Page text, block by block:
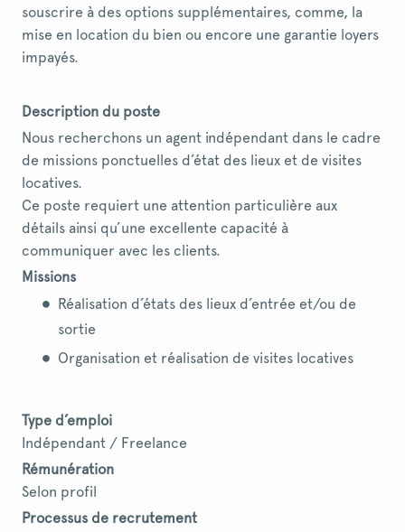
souscrire à des options supplémentaires, comme, la
mise en location du bien ou encore une garantie loyers
impayés.
Description du poste
Nous recherchons un agent indépendant dans le cadre
de missions ponctuelles d’état des lieux et de visites
locatives.
Ce poste requiert une attention particulière aux
détails ainsi qu’une excellente capacité à
communiquer avec les clients.
Missions
Réalisation d’états des lieux d’entrée et/ou de
sortie
Organisation et réalisation de visites locatives
Type d’emploi
Indépendant / Freelance
Rémunération
Selon profil
Processus de recrutement